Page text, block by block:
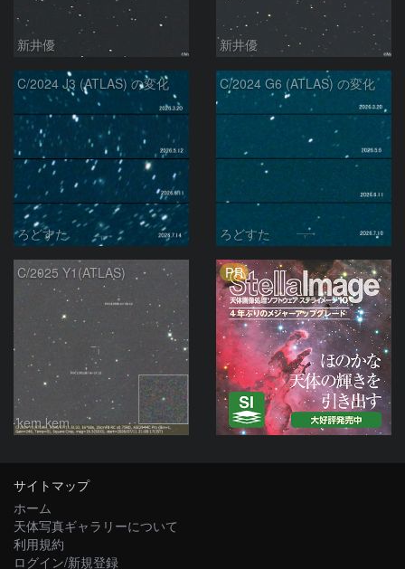
新井優 新井優
C/2024 J3 (ATLAS) の変化
ろどすた
C/2024 G6 (ATLAS) の変化
ろどすた
C/2025 Y1(ATLAS)
kem.kem
PR
サイトマップ
ホーム
天体写真ギャラリーについて
利用規約
ログイン/新規登録